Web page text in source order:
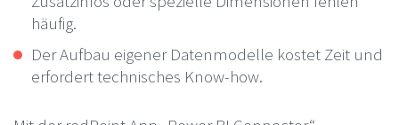
häufig.
Der Aufbau eigener Datenmodelle kostet Zeit und
erfordert technisches Know-how.